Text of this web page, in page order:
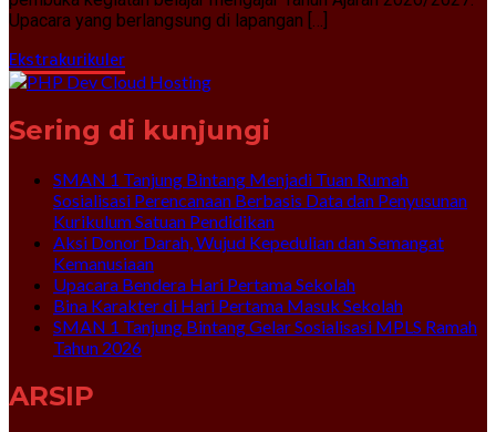
Upacara yang berlangsung di lapangan […]
Ekstrakurikuler
Sering di kunjungi
SMAN 1 Tanjung Bintang Menjadi Tuan Rumah
Sosialisasi Perencanaan Berbasis Data dan Penyusunan
Kurikulum Satuan Pendidikan
Aksi Donor Darah, Wujud Kepedulian dan Semangat
Kemanusiaan
Upacara Bendera Hari Pertama Sekolah
Bina Karakter di Hari Pertama Masuk Sekolah
SMAN 1 Tanjung Bintang Gelar Sosialisasi MPLS Ramah
Tahun 2026
ARSIP